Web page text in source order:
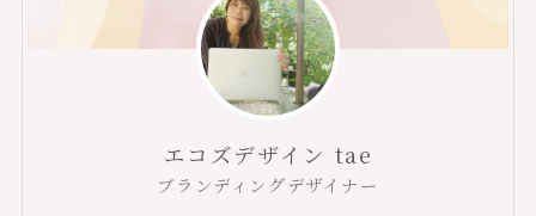
エコズデザイン tae
ブランディングデザイナー